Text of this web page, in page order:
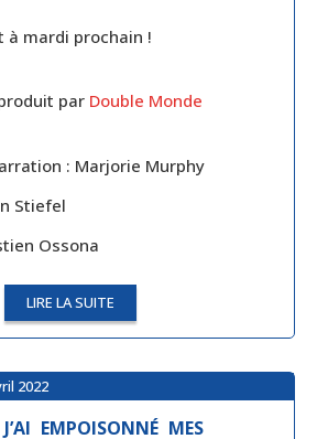
à mardi prochain !
par Double Monde
: Marjorie Murphy
Stiefel
Ossona
LIRE LA SUITE
2022
EMPOISONNÉ MES